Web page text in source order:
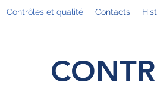
Contrôles et qualité Contacts